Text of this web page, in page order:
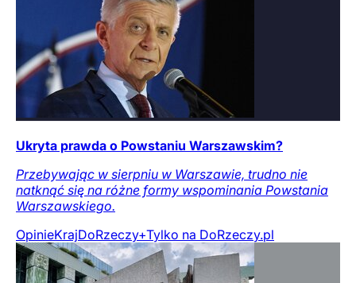
Ukryta prawda o Powstaniu Warszawskim?
Przebywając w sierpniu w Warszawie, trudno nie
natknąć się na różne formy wspominania Powstania
Warszawskiego.
OpinieKrajDoRzeczy+Tylko na DoRzeczy.pl